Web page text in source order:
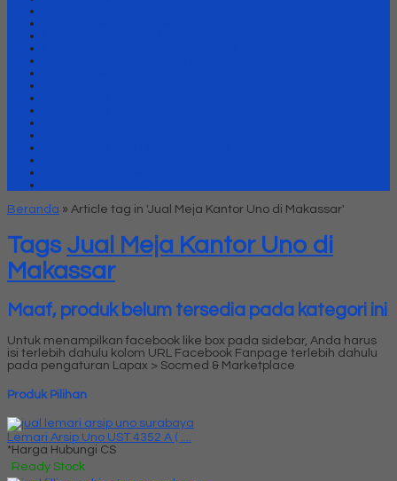
Beranda » Article tag in 'Jual Meja Kantor Uno di Makassar'
Tags Jual Meja Kantor Uno di
Makassar
Maaf, produk belum tersedia pada kategori ini
Untuk menampilkan facebook like box pada sidebar, Anda harus
isi terlebih dahulu kolom URL Facebook Fanpage terlebih dahulu
pada pengaturan Lapax > Socmed & Marketplace
Produk Pilihan
Lemari Arsip Uno UST 4352 A ( ....
*Harga Hubungi CS
Ready Stock